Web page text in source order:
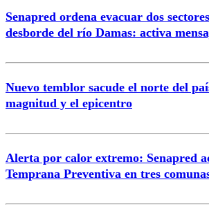
Correo
Senapred ordena evacuar dos
desborde del río Damas: activa
Nuevo temblor sacude el norte del
magnitud y el epicentro
Alerta por calor extremo: Senapred
Temprana Preventiva en tres